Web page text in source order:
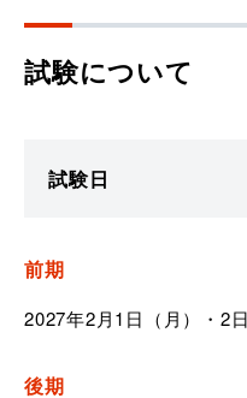
試験について
試験日
前期
2027年2月1日（月）・2
後期